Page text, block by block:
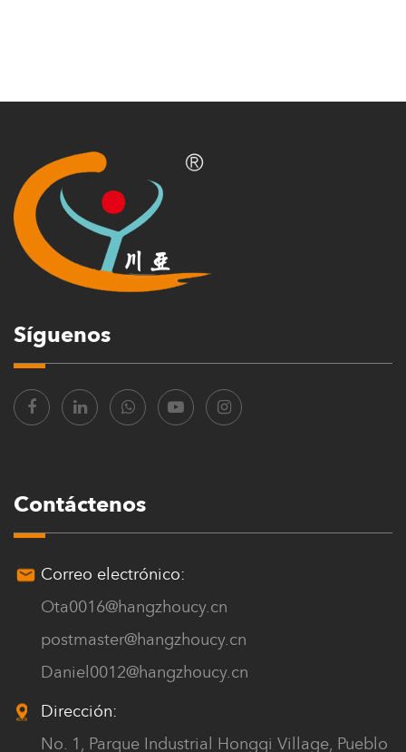
Uso de azulejos decorativos para agregar color,
textura y carácter a los edificios
Hoy en día, los arquitectos no sólo se centran en la estructura y
el uso práctico de un edificio: cada superficie ext...
Azulejo decorativo amarillo: agregando color y
una nueva opción para la apariencia de los edificio...
Síguenos
Contáctenos
Correo electrónico:
Ota0016@hangzhoucy.cn
postmaster@hangzhoucy.cn
Daniel0012@hangzhoucy.cn
Dirección:
No. 1, Parque Industrial Hongqi Village, Pueblo